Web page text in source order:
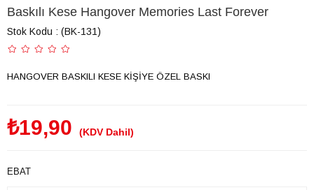
Baskılı Kese Hangover Memories Last Forever
Stok Kodu (BK-131)
HANGOVER BASKILI KESE KİŞİYE ÖZEL BASKI
₺19,90 (KDV Dahil)
EBAT